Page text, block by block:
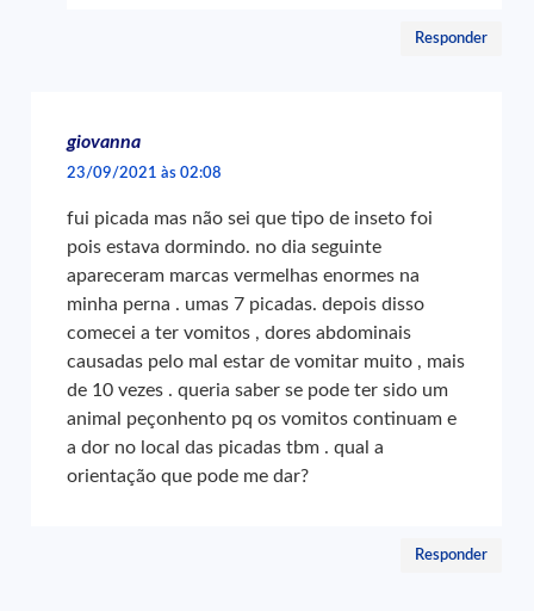
Responder
giovanna
23/09/2021 às 02:08
fui picada mas não sei que tipo de inseto foi
pois estava dormindo. no dia seguinte
apareceram marcas vermelhas enormes na
minha perna . umas 7 picadas. depois disso
comecei a ter vomitos , dores abdominais
causadas pelo mal estar de vomitar muito , mais
de 10 vezes . queria saber se pode ter sido um
animal peçonhento pq os vomitos continuam e
a dor no local das picadas tbm . qual a
orientação que pode me dar?
Responder